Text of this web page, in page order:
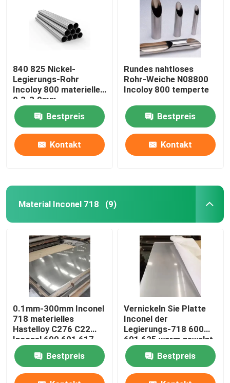
840 825 Nickel-
Legierungs-Rohr
Incoloy 800 materielles
0.3-3.0mm
Bestpreis
Kontakt
Rundes nahtloses
Rohr-Weiche N08800
Incoloy 800 temperte
Bestpreis
Kontakt
Material Inconel 718 (9)
0.1mm-300mm Inconel
718 materielles
Hastelloy C276 C22
Inconel 600 601 617
625 713 725 800 825
Monel 400 K500
Bestpreis
Vernickeln Sie Platte
Inconel der
Legierungs-718 600
601 625 warm gewalzt
Bestpreis